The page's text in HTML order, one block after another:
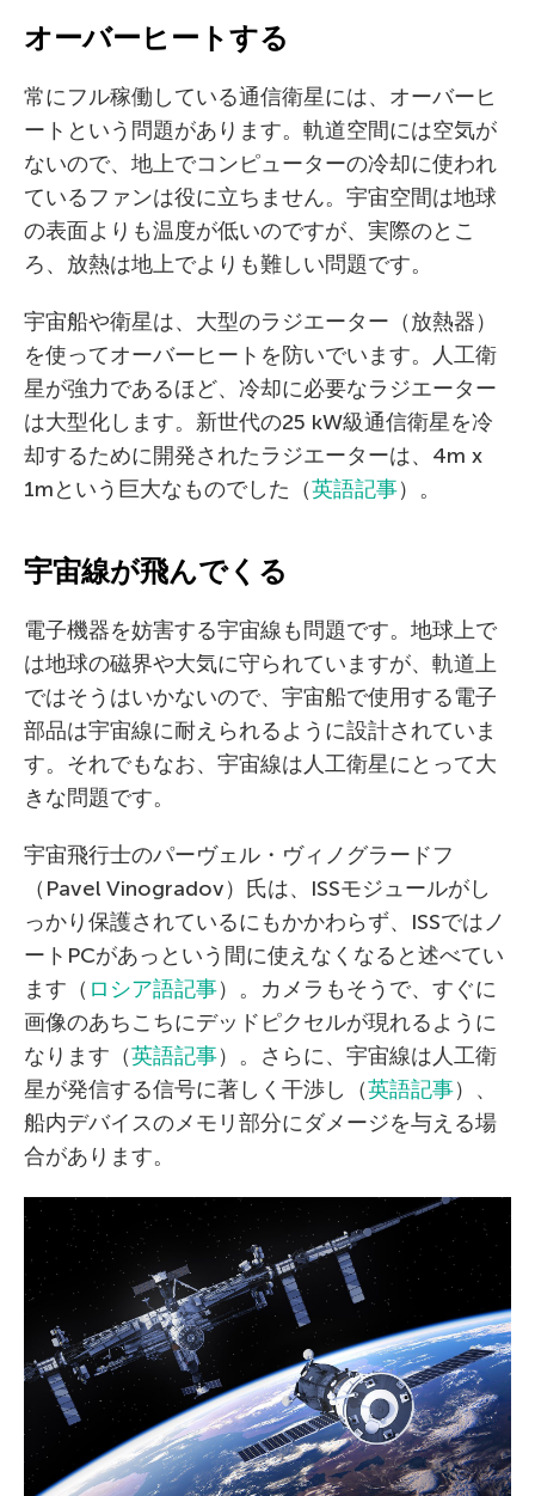
オーバーヒートする
常にフル稼働している通信衛星には、オーバーヒ
ートという問題があります。軌道空間には空気が
ないので、地上でコンピューターの冷却に使われ
ているファンは役に立ちません。宇宙空間は地球
の表面よりも温度が低いのですが、実際のとこ
ろ、放熱は地上でよりも難しい問題です。
宇宙船や衛星は、大型のラジエーター（放熱器）
を使ってオーバーヒートを防いでいます。人工衛
星が強力であるほど、冷却に必要なラジエーター
は大型化します。新世代の25 kW級通信衛星を冷
却するために開発されたラジエーターは、4m x
1mという巨大なものでした（英語記事）。
宇宙線が飛んでくる
電子機器を妨害する宇宙線も問題です。地球上で
は地球の磁界や大気に守られていますが、軌道上
ではそうはいかないので、宇宙船で使用する電子
部品は宇宙線に耐えられるように設計されていま
す。それでもなお、宇宙線は人工衛星にとって大
きな問題です。
宇宙飛行士のパーヴェル・ヴィノグラードフ
（Pavel Vinogradov）氏は、ISSモジュールがし
っかり保護されているにもかかわらず、ISSではノ
ートPCがあっという間に使えなくなると述べてい
ます（ ロシア語記事）。カメラもそうで、すぐに
画像のあちこちにデッドピクセルが現れるように
なります（英語記事）。さらに、宇宙線は人工衛
星が発信する信号に著しく干渉し（英語記事）、
船内デバイスのメモリ部分にダメージを与える場
合があります。